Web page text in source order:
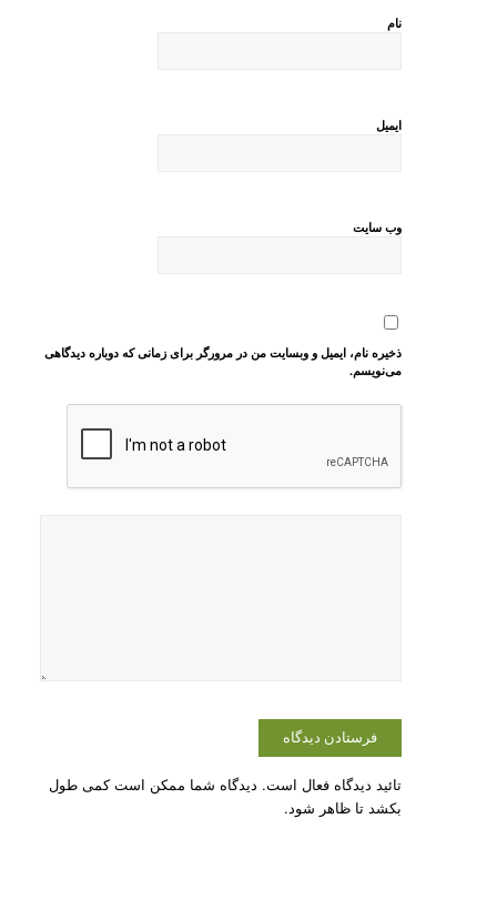
نام
ایمیل
وب‌ سایت
ذخیره نام، ایمیل و وبسایت من در مرورگر برای زمانی که دوباره دیدگاهی
می‌نویسم.
تائید دیدگاه فعال است. دیدگاه شما ممکن است کمی طول
بکشد تا ظاهر شود.